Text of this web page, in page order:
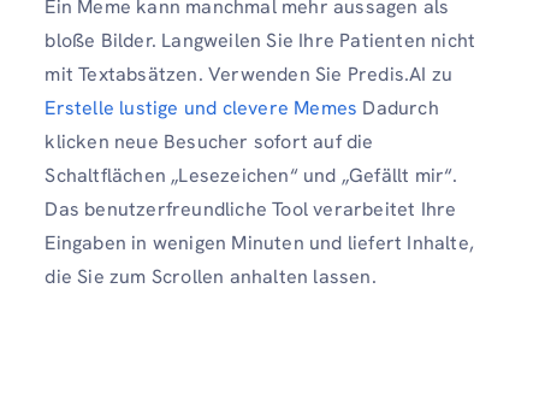
Ein Meme kann manchmal mehr aussagen als
bloße Bilder. Langweilen Sie Ihre Patienten nicht
mit Textabsätzen. Verwenden Sie Predis.AI zu
Erstelle lustige und clevere Memes Dadurch
klicken neue Besucher sofort auf die
Schaltflächen „Lesezeichen“ und „Gefällt mir“.
Das benutzerfreundliche Tool verarbeitet Ihre
Eingaben in wenigen Minuten und liefert Inhalte,
die Sie zum Scrollen anhalten lassen.